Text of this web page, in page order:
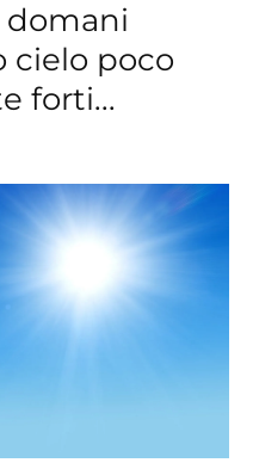
domani
cielo poco
forti...